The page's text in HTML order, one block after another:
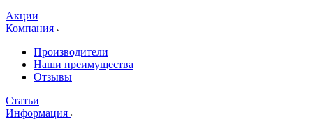
Акции
Компания
Производители
Наши преимущества
Отзывы
Статьи
Информация